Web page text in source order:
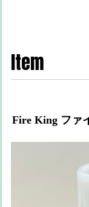
Item
Fire King ファ